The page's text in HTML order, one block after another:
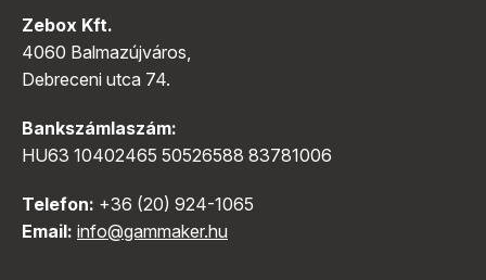
Zebox Kft.
4060 Balmazújváros,
Debreceni utca 74.
Bankszámlaszám:
HU63 10402465 50526588 83781006
Telefon: +36 (20) 924-1065
Email: info@gammaker.hu